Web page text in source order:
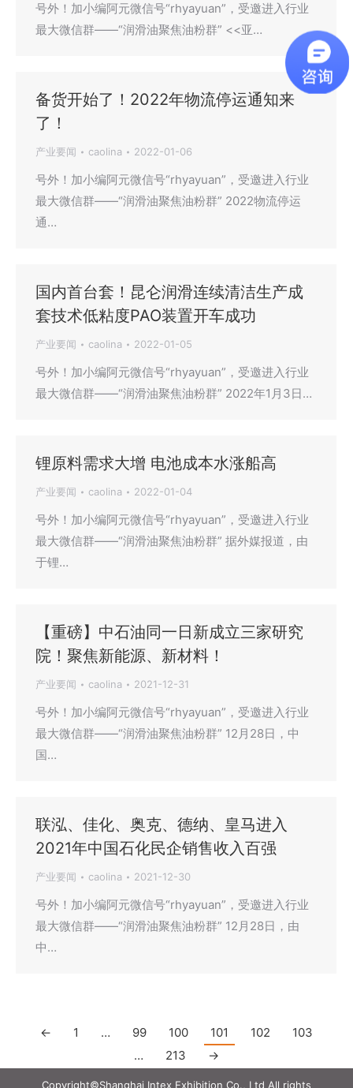
号外！加小编阿元微信号“rhyayuan”，受邀进入行业
最大微信群——“润滑油聚焦油粉群” <<亚…
备货开始了！2022年物流停运通知来
了！
产业要闻 caolina 2022-01-06
号外！加小编阿元微信号“rhyayuan”，受邀进入行业
最大微信群——“润滑油聚焦油粉群” 2022物流停运
通…
国内首台套！昆仑润滑连续清洁生产成
套技术低粘度PAO装置开车成功
产业要闻 caolina 2022-01-05
号外！加小编阿元微信号“rhyayuan”，受邀进入行业
最大微信群——“润滑油聚焦油粉群” 2022年1月3日…
锂原料需求大增 电池成本水涨船高
产业要闻 caolina 2022-01-04
号外！加小编阿元微信号“rhyayuan”，受邀进入行业
最大微信群——“润滑油聚焦油粉群” 据外媒报道，由
于锂…
【重磅】中石油同一日新成立三家研究
院！聚焦新能源、新材料！
产业要闻 caolina 2021-12-31
号外！加小编阿元微信号“rhyayuan”，受邀进入行业
最大微信群——“润滑油聚焦油粉群” 12月28日，中
国…
联泓、佳化、奥克、德纳、皇马进入
2021年中国石化民企销售收入百强
产业要闻 caolina 2021-12-30
号外！加小编阿元微信号“rhyayuan”，受邀进入行业
最大微信群——“润滑油聚焦油粉群” 12月28日，由
中…
← 1 … 99 100 101 102
103
…
213 →
Copyright©Shanghai Intex Exhibition Co., Ltd All rights